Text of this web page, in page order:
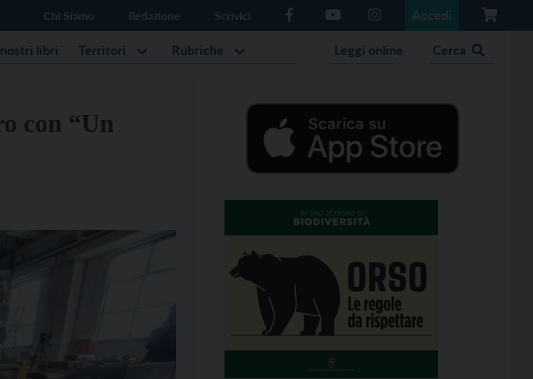
Chi Siamo Redazione Scrivici Accedi
libri Territori Rubriche Leggi online Cerca
con “Un